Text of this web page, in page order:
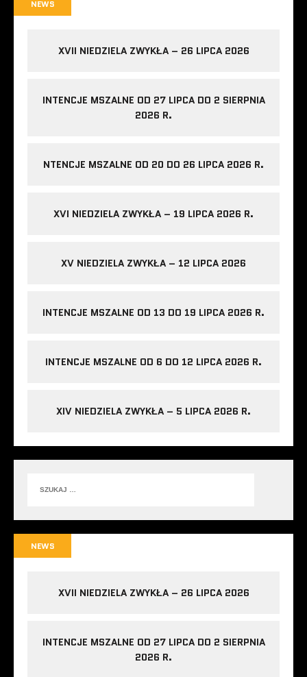
NEWS
XVII NIEDZIELA ZWYKŁA – 26 LIPCA 2026
INTENCJE MSZALNE OD 27 LIPCA DO 2 SIERPNIA
2026 R.
NTENCJE MSZALNE OD 20 DO 26 LIPCA 2026 R.
XVI NIEDZIELA ZWYKŁA – 19 LIPCA 2026 R.
XV NIEDZIELA ZWYKŁA – 12 LIPCA 2026
INTENCJE MSZALNE OD 13 DO 19 LIPCA 2026 R.
INTENCJE MSZALNE OD 6 DO 12 LIPCA 2026 R.
XIV NIEDZIELA ZWYKŁA – 5 LIPCA 2026 R.
NEWS
XVII NIEDZIELA ZWYKŁA – 26 LIPCA 2026
INTENCJE MSZALNE OD 27 LIPCA DO 2 SIERPNIA
2026 R.